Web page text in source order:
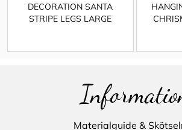
DECORATION SANTA
STRIPE LEGS LARGE
Materialguide &